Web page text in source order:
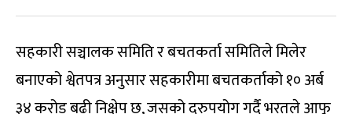
सहकारी सञ्चालक समिति र बचतकर्ता समितिले मिलेर
बनाएको श्वेतपत्र अनुसार सहकारीमा बचतकर्ताको १० अर्ब
३४ करोड बढी निक्षेप छ, जसको दुरुपयोग गर्दै भरतले आफू